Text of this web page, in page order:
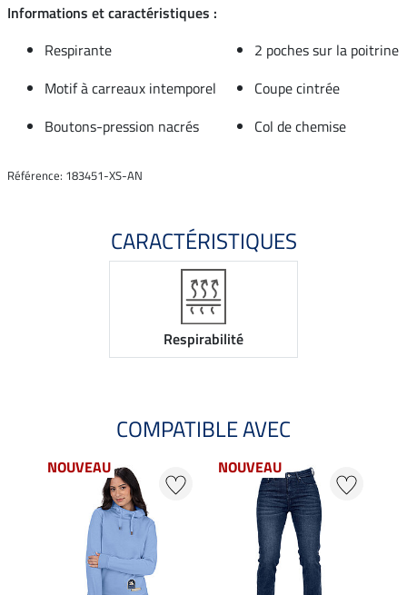
Informations et caractéristiques :
Respirante
2 poches sur la poitrine
Motif à carreaux intemporel
Coupe cintrée
Boutons-pression nacrés
Col de chemise
Référence: 183451-XS-AN
CARACTÉRISTIQUES
Respirabilité
COMPATIBLE AVEC
NOUVEAU NOUVEAU